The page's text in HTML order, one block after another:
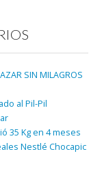
SIN MILAGROS
al Pil-Pil
35 Kg en 4 meses
Nestlé Chocapic